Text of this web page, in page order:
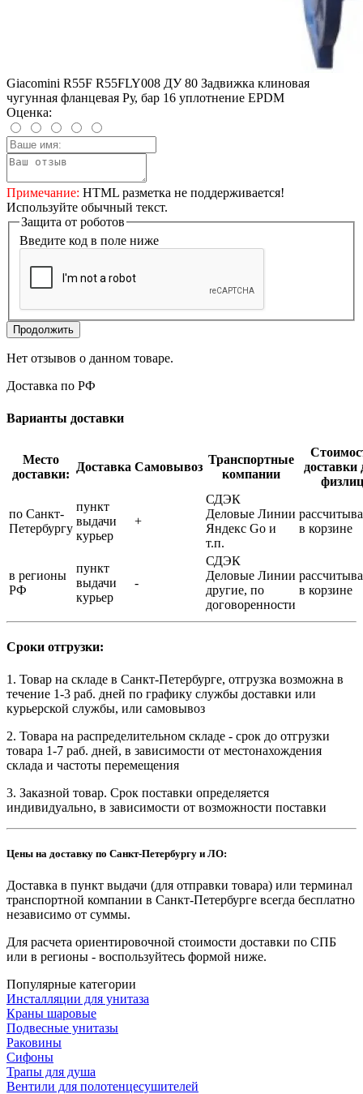
Giacomini R55F R55FLY008 ДУ 80 Задвижка клиновая
чугунная фланцевая Ру, бар 16 уплотнение EPDM
Оценка:
Примечание: HTML разметка не поддерживается!
Используйте обычный текст.
Защита от роботов
Введите код в поле ниже
Продолжить
Нет отзывов о данном товаре.
Доставка по РФ
Варианты доставки
Место
доставки:
Доставка Самовывоз
Транспортные
компании
доставки
физлиц
по Санкт-
Петербургу
пункт
выдачи
курьер
+
СДЭК
Деловые Линии
Яндекс Go и
т.п.
в корзине
в регионы
РФ
пункт
выдачи
курьер
-
СДЭК
Деловые Линии
другие, по
договоренности
в корзине
Сроки отгрузки:
1. Товар на складе в Санкт-Петербурге, отгрузка возможна в
течение 1-3 раб. дней по графику службы доставки или
курьерской службы, или самовывоз
2. Товара на распределительном складе - срок до отгрузки
товара 1-7 раб. дней, в зависимости от местонахождения
склада и частоты перемещения
3. Заказной товар. Срок поставки определяется
индивидуально, в зависимости от возможности поставки
Цены на доставку по Санкт-Петербургу и ЛО:
Доставка в пункт выдачи (для отправки товара) или терминал
транспортной компании в Санкт-Петербурге всегда бесплатно
независимо от суммы.
Для расчета ориентировочной стоимости доставки по СПБ
или в регионы - воспользуйтесь формой ниже.
Популярные категории
Инсталляции для унитаза
Краны шаровые
Подвесные унитазы
Раковины
Сифоны
Трапы для душа
Вентили для полотенцесушителей